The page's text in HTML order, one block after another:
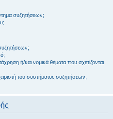
συζητήσεων;
ή/και νομικά θέματα που σχετίζονται
του συστήματος συζητήσεων;